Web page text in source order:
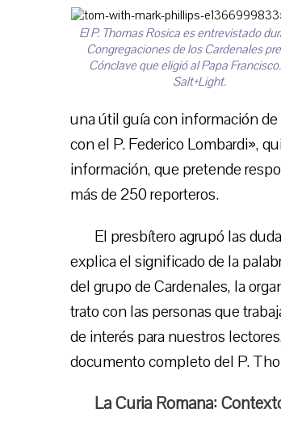
El P. Thomas Rosica es entrevistado
Congregaciones de los Cardenales
Cónclave que eligió al Papa
Salt+Light.
una útil guía con información
con el P. Federico Lombardi»,
información, que pretende
más de 250 reporteros.
El presbítero agrupó las
explica el significado de la
del grupo de Cardenales, la
trato con las personas que
de interés para nuestros
documento completo del P.
La Curia Romana: